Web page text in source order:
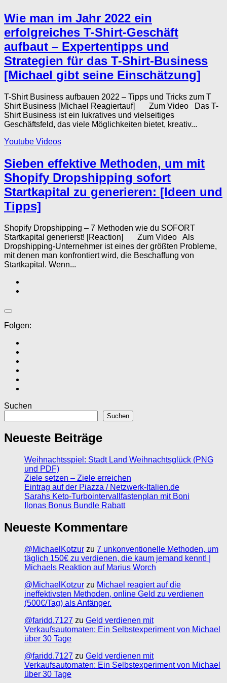
Wie man im Jahr 2022 ein
erfolgreiches T-Shirt-Geschäft
aufbaut – Expertentipps und
Strategien für das T-Shirt-Business
[Michael gibt seine Einschätzung]
T-Shirt Business aufbauen 2022 – Tipps und Tricks zum T
Shirt Business [Michael Reagiertauf] Zum Video Das T-
Shirt Business ist ein lukratives und vielseitiges
Geschäftsfeld, das viele Möglichkeiten bietet, kreativ...
Youtube Videos
Sieben effektive Methoden, um mit
Shopify Dropshipping sofort
Startkapital zu generieren: [Ideen und
Tipps]
Shopify Dropshipping – 7 Methoden wie du SOFORT
Startkapital generierst! [Reaction] Zum Video Als
Dropshipping-Unternehmer ist eines der größten Probleme,
mit denen man konfrontiert wird, die Beschaffung von
Startkapital. Wenn...
Folgen:
Suchen
Suchen
Neueste Beiträge
Weihnachtsspiel: Stadt Land Weihnachtsglück (PNG
und PDF)
Ziele setzen – Ziele erreichen
Eintrag auf der Piazza / Netzwerk-Italien.de
Sarahs Keto-Turbointervallfastenplan mit Boni
Ilonas Bonus Bundle Rabatt
Neueste Kommentare
@MichaelKotzur zu 7 unkonventionelle Methoden, um
täglich 150€ zu verdienen, die kaum jemand kennt! |
Michaels Reaktion auf Marius Worch
@MichaelKotzur zu Michael reagiert auf die
ineffektivsten Methoden, online Geld zu verdienen
(500€/Tag) als Anfänger.
@faridd.7127 zu Geld verdienen mit
Verkaufsautomaten: Ein Selbstexperiment von Michael
über 30 Tage
@faridd.7127 zu Geld verdienen mit
Verkaufsautomaten: Ein Selbstexperiment von Michael
über 30 Tage